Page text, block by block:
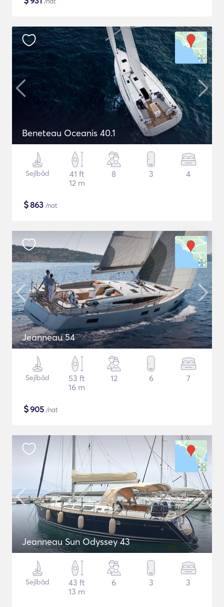
Beneteau Oceanis 40.1
Sejlbåd
41 ft
12 m
8 3 4
$863 /nat
Jeanneau 54
Sejlbåd
53 ft
16 m
12 6 7
$905 /nat
Jeanneau Sun Odyssey 43
Sejlbåd
43 ft
13 m
6 3 3